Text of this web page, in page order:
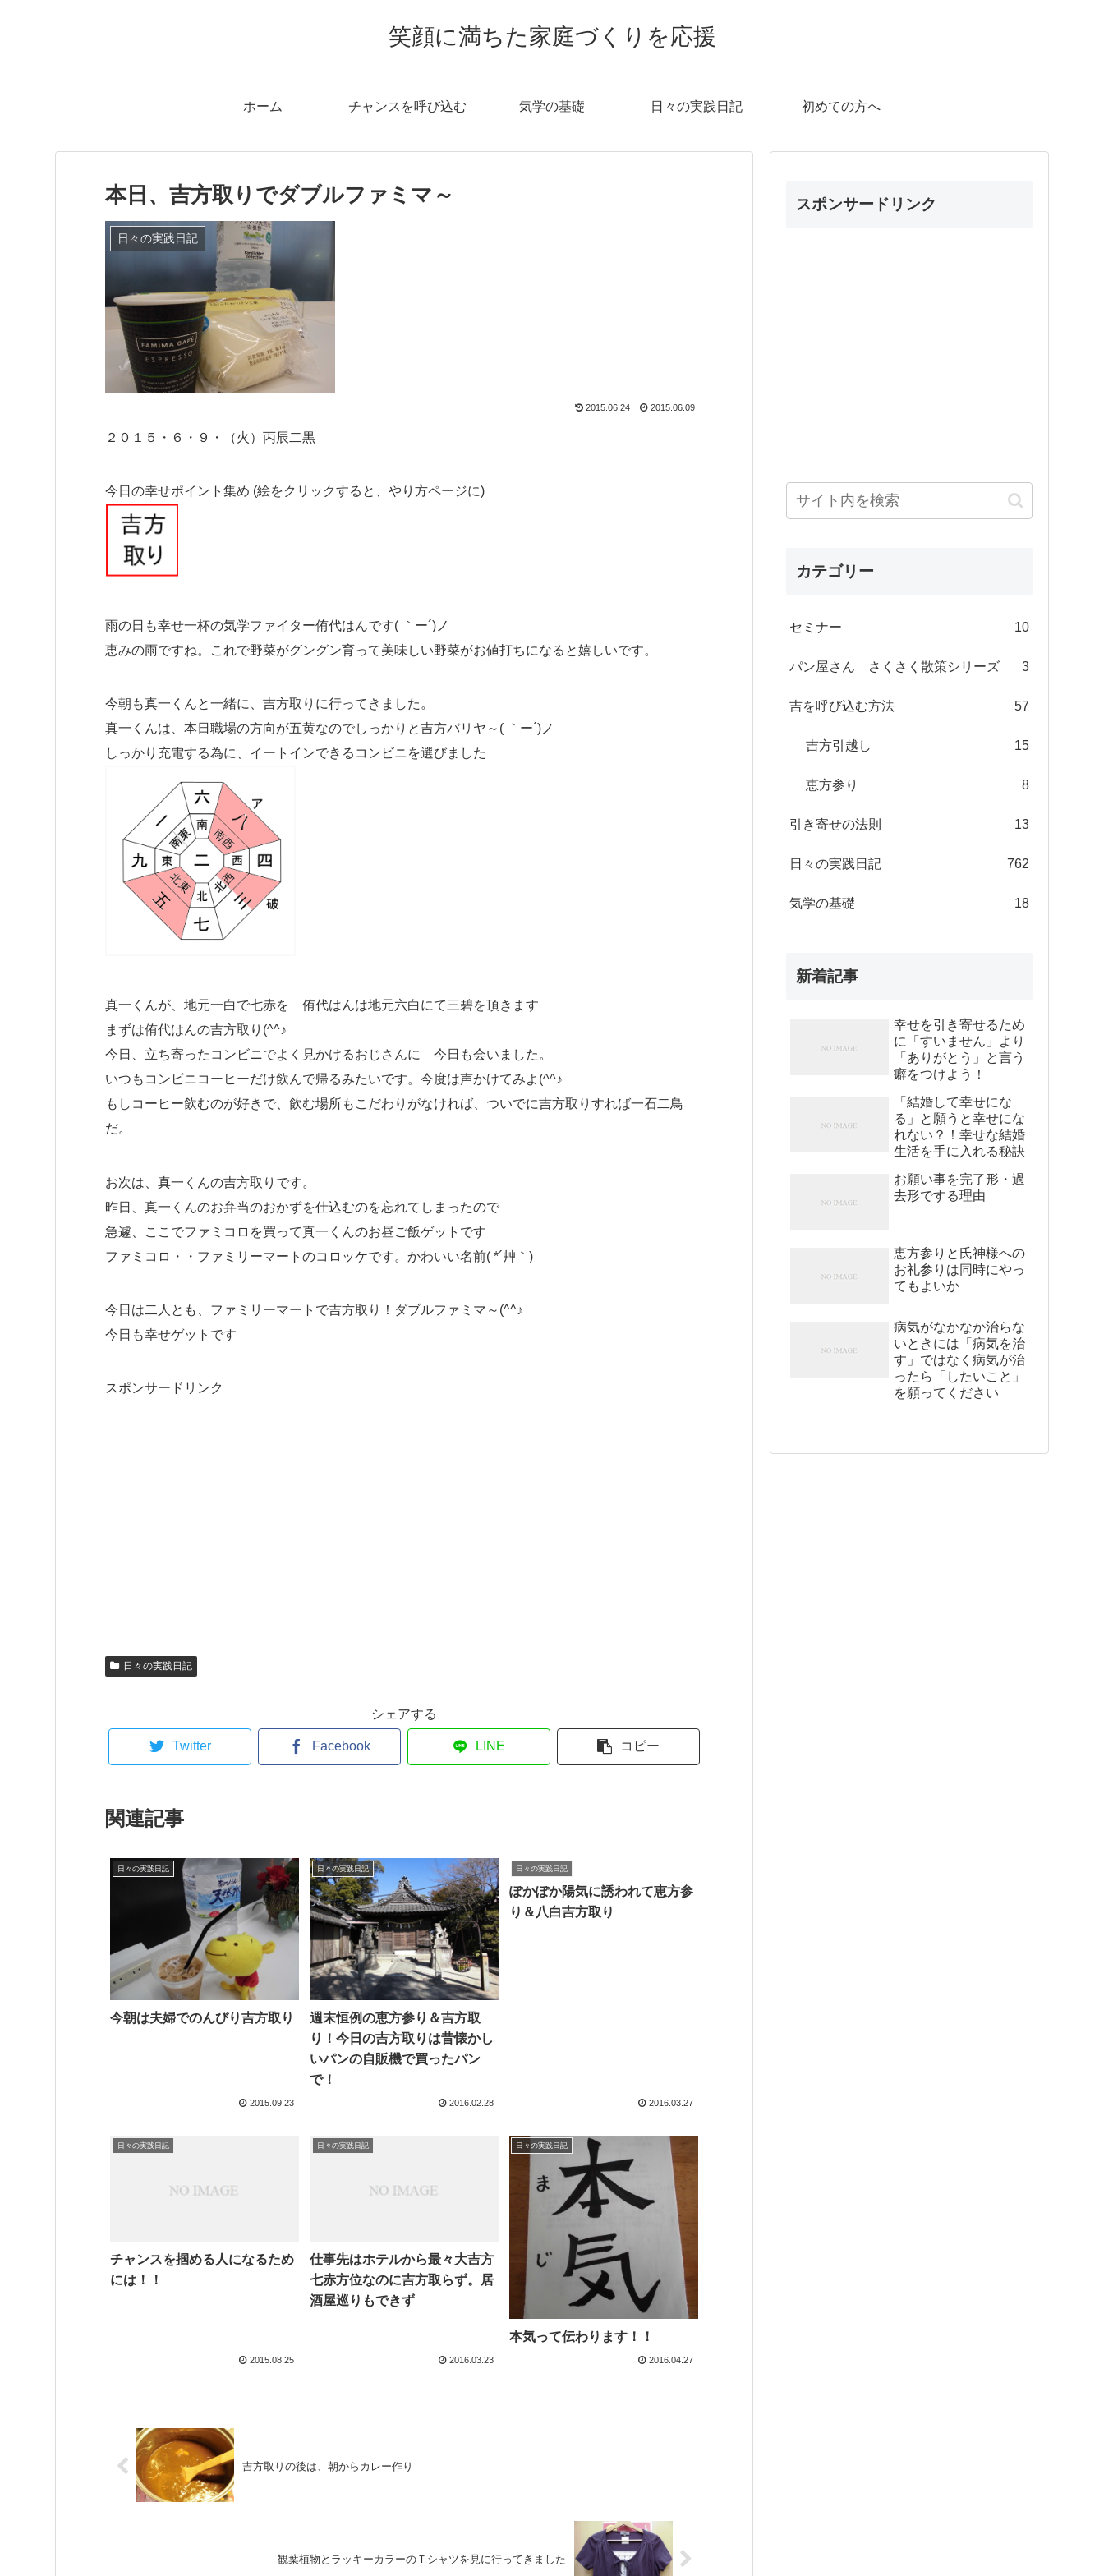
笑顔に満ちた家庭づくりを応援
ホーム チャンスを呼び込む 気学の基礎 日々の実践日記 初めての方へ
本日、吉方取りでダブルファミマ～
日々の実践日記
2015.06.24 2015.06.09
２０１５・６・９・（火）丙辰二黒
今日の幸せポイント集め (絵をクリックすると、やり方ページに)
雨の日も幸せ一杯の気学ファイター侑代はんです( ｀ー´)ノ
恵みの雨ですね。これで野菜がグングン育って美味しい野菜がお値打ちになると嬉しいです。
今朝も真一くんと一緒に、吉方取りに行ってきました。
真一くんは、本日職場の方向が五黄なのでしっかりと吉方バリヤ～( ｀ー´)ノ
しっかり充電する為に、イートインできるコンビニを選びました
真一くんが、地元一白で七赤を 侑代はんは地元六白にて三碧を頂きます
まずは侑代はんの吉方取り(^^♪
今日、立ち寄ったコンビニでよく見かけるおじさんに 今日も会いました。
いつもコンビニコーヒーだけ飲んで帰るみたいです。今度は声かけてみよ(^^♪
もしコーヒー飲むのが好きで、飲む場所もこだわりがなければ、ついでに吉方取りすれば一石二鳥
だ。
お次は、真一くんの吉方取りです。
昨日、真一くんのお弁当のおかずを仕込むのを忘れてしまったので
急遽、ここでファミコロを買って真一くんのお昼ご飯ゲットです
ファミコロ・・ファミリーマートのコロッケです。かわいい名前( *´艸｀)
今日は二人とも、ファミリーマートで吉方取り！ダブルファミマ～(^^♪
今日も幸せゲットです
スポンサードリンク
日々の実践日記
シェアする
Twitter Facebook LINE コピー
関連記事
日々の実践日記
今朝は夫婦でのんびり吉方取り
2015.09.23
日々の実践日記
週末恒例の恵方参り＆吉方取
り！今日の吉方取りは昔懐かし
いパンの自販機で買ったパン
で！
2016.02.28
日々の実践日記
ぽかぽか陽気に誘われて恵方参
り＆八白吉方取り
2016.03.27
日々の実践日記
チャンスを掴める人になるため
には！！
2015.08.25
日々の実践日記
仕事先はホテルから最々大吉方
七赤方位なのに吉方取らず。居
酒屋巡りもできず
2016.03.23
日々の実践日記
本気って伝わります！！
2016.04.27
吉方取りの後は、朝からカレー作り
観葉植物とラッキーカラーのＴシャツを見に行ってきました
スポンサードリンク
カテゴリー
セミナー 10
パン屋さん さくさく散策シリーズ 3
吉を呼び込む方法 57
吉方引越し 15
恵方参り 8
引き寄せの法則 13
日々の実践日記 762
気学の基礎 18
新着記事
幸せを引き寄せるため
に「すいません」より
「ありがとう」と言う
癖をつけよう！
「結婚して幸せにな
る」と願うと幸せにな
れない？！幸せな結婚
生活を手に入れる秘訣
お願い事を完了形・過
去形でする理由
恵方参りと氏神様への
お礼参りは同時にやっ
てもよいか
病気がなかなか治らな
いときには「病気を治
す」ではなく病気が治
ったら「したいこと」
を願ってください